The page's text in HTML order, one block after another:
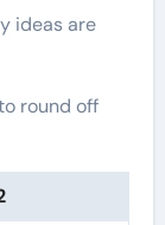
ideas are
round off